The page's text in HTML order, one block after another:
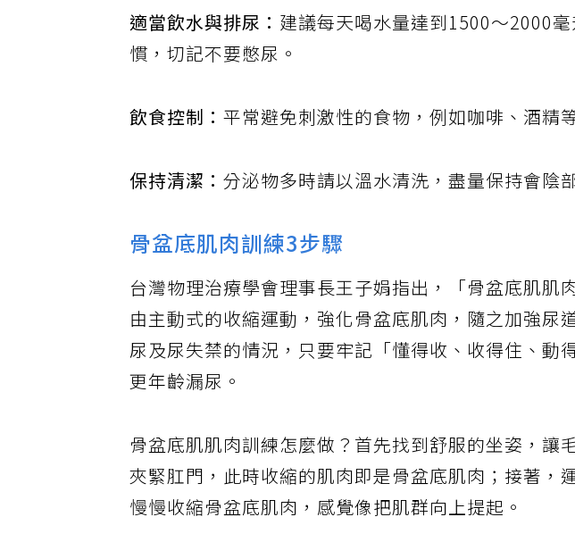
適當飲水與排尿：建議每天喝水量達到1500～2000
慣，切記不要憋尿。
飲食控制： 平常避免刺激性的食物，例如咖啡、酒精
保持清潔： 分泌物多時請以溫水清洗，盡量保持會陰
骨盆底肌肉訓練3步驟
台灣物理治療學會理事長王子娟指出，「骨盆底肌肌
由主動式的收縮運動，強化骨盆底肌肉，隨之加強尿
尿及尿失禁的情況，只要牢記「懂得收、收得住、動
更年齡漏尿。
骨盆底肌肌肉訓練怎麼做？首先找到舒服的坐姿，讓
夾緊肛門，此時收縮的肌肉即是骨盆底肌肉；接著，
慢慢收縮骨盆底肌肉，感覺像把肌群向上提起。